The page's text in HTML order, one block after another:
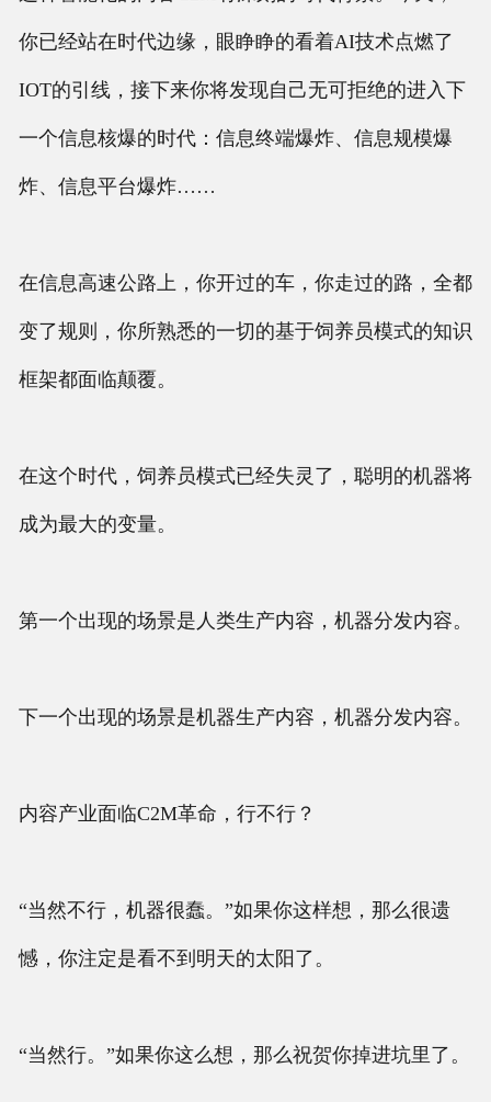
你已经站在时代边缘，眼睁睁的看着AI技术点燃了
IOT的引线，接下来你将发现自己无可拒绝的进入下
一个信息核爆的时代：信息终端爆炸、信息规模爆
炸、信息平台爆炸……
在信息高速公路上，你开过的车，你走过的路，全都
变了规则，你所熟悉的一切的基于饲养员模式的知识
框架都面临颠覆。
在这个时代，饲养员模式已经失灵了，聪明的机器将
成为最大的变量。
第一个出现的场景是人类生产内容，机器分发内容。
下一个出现的场景是机器生产内容，机器分发内容。
内容产业面临C2M革命，行不行？
“当然不行，机器很蠢。”如果你这样想，那么很遗
憾，你注定是看不到明天的太阳了。
“当然行。”如果你这么想，那么祝贺你掉进坑里了。